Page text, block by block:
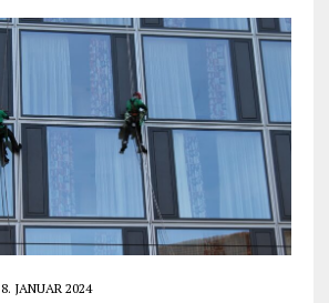
8. JANUAR 2024